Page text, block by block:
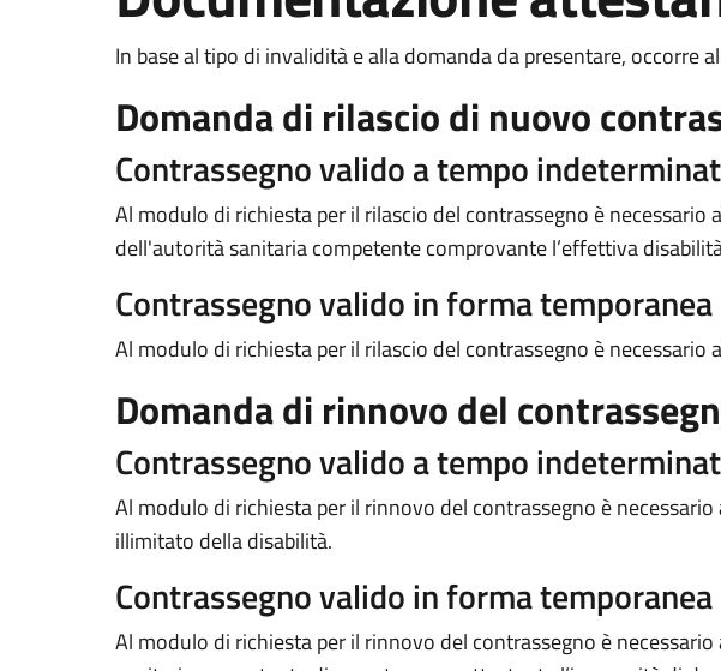
In base al tipo di invalidità e alla domanda da presentare,
Domanda di rilascio di nuovo
Contrassegno valido a tempo
Al modulo di richiesta per il rilascio del contrassegno è
dell'autorità sanitaria competente comprovante l’effettiva
Contrassegno valido in forma temporanea
Al modulo di richiesta per il rilascio del contrassegno è
Domanda di rinnovo del
Contrassegno valido a tempo
Al modulo di richiesta per il rinnovo del contrassegno è
illimitato della disabilità.
Contrassegno valido in forma temporanea
Al modulo di richiesta per il rinnovo del contrassegno è